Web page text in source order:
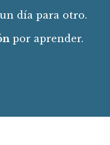
día para otro.
por aprender.